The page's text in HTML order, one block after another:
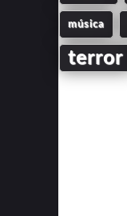
música
terror